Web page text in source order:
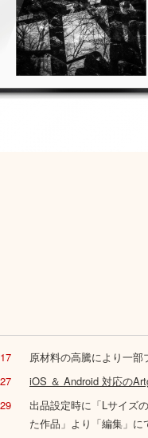
原材料の高騰により一
iOS ＆ Android 対応の
出品設定時に「Lサイズ
た作品」より「編集」に